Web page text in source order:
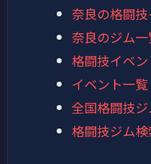
奈良の格闘
奈良のジム
格闘技イベ
イベント一覧
全国格闘技
格闘技ジム検